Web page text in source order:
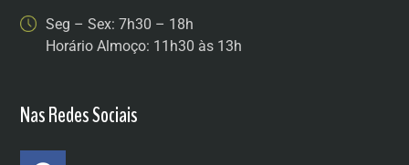
Seg – Sex: 7h30 – 18h
Horário Almoço: 11h30 às 13h
Nas Redes Sociais